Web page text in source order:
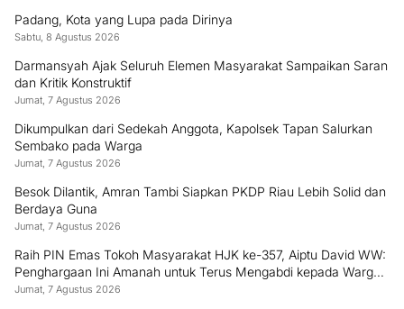
Padang, Kota yang Lupa pada Dirinya
Sabtu, 8 Agustus 2026
Darmansyah Ajak Seluruh Elemen Masyarakat Sampaikan Saran
dan Kritik Konstruktif
Jumat, 7 Agustus 2026
Dikumpulkan dari Sedekah Anggota, Kapolsek Tapan Salurkan
Sembako pada Warga
Jumat, 7 Agustus 2026
Besok Dilantik, Amran Tambi Siapkan PKDP Riau Lebih Solid dan
Berdaya Guna
Jumat, 7 Agustus 2026
Raih PIN Emas Tokoh Masyarakat HJK ke-357, Aiptu David WW:
Penghargaan Ini Amanah untuk Terus Mengabdi kepada Warga
Padang
Jumat, 7 Agustus 2026